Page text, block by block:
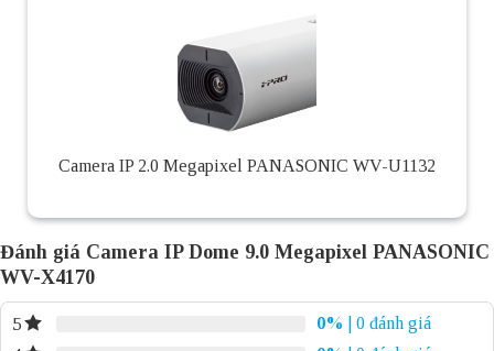
Camera IP 2.0 Megapixel PANASONIC WV-U1132
Đánh giá Camera IP Dome 9.0 Megapixel PANASONIC
WV-X4170
5 0%
| 0 đánh giá